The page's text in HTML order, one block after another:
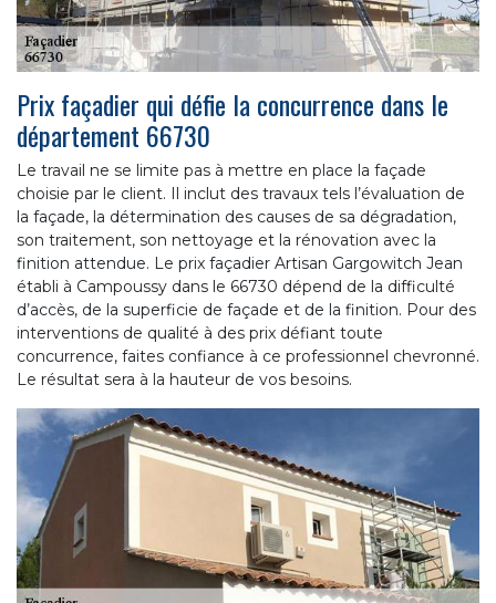
Prix façadier qui défie la concurrence dans le
département 66730
Le travail ne se limite pas à mettre en place la façade
choisie par le client. Il inclut des travaux tels l’évaluation de
la façade, la détermination des causes de sa dégradation,
son traitement, son nettoyage et la rénovation avec la
finition attendue. Le prix façadier Artisan Gargowitch Jean
établi à Campoussy dans le 66730 dépend de la difficulté
d’accès, de la superficie de façade et de la finition. Pour des
interventions de qualité à des prix défiant toute
concurrence, faites confiance à ce professionnel chevronné.
Le résultat sera à la hauteur de vos besoins.